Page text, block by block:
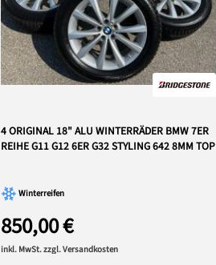
4 ORIGINAL 18" ALU WINTERRÄDER BMW 7ER
REIHE G11 G12 6ER G32 STYLING 642 8MM TOP
Winterreifen
850,00 €
inkl. MwSt. zzgl. Versandkosten